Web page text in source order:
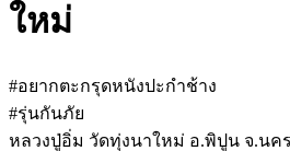
ใหม่
#อยากตะกรุดหนังปะกำช้าง
#รุ่นกันภัย
หลวงปู่อิ่ม วัดทุ่งนาใหม่ อ.พิปูน จ.นค